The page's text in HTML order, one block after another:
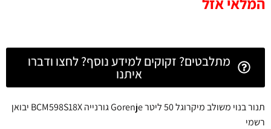
מתלבטים? זקוקים למידע נוסף? לחצו ודברו
איתנו
תנור בנוי משולב מיקרוגל 50 ליטר Gorenje גורנייה BCM598S18X יבואן
רשמי